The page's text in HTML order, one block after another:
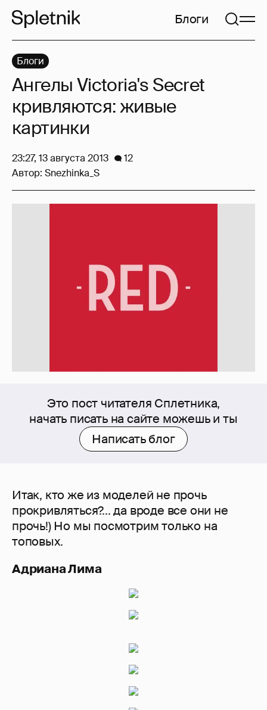
Блоги
Это пост читателя Сплетника,
начать писать на сайте можешь и ты
Написать блог
Итак, кто же из моделей не прочь
прокривляться?... да вроде все они не
прочь!) Но мы посмотрим только на
топовых.
Адриана Лима
Блоги
Ангелы Victoria's Secret
кривляются: живые
картинки
23:27, 13 августа 2013
12
Автор: Snezhinka_S